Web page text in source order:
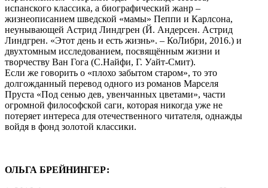
испанского классика, а биографический жанр –
жизнеописанием шведской «мамы» Пеппи и Карлсона,
неунывающей Астрид Линдгрен (Й. Андерсен. Астрид
Линдгрен. «Этот день и есть жизнь». – КоЛибри, 2016.) и
двухтомным исследованием, посвящённым жизни и
творчеству Ван Гога (С.Найфи, Г. Уайт-Смит).
Если же говорить о «плохо забытом старом», то это
долгожданный перевод одного из романов Марселя
Пруста «Под сенью дев, увенчанных цветами», части
огромной философской саги, которая никогда уже не
потеряет интереса для отечественного читателя, однажды
войдя в фонд золотой классики.
ОЛЬГА БРЕЙНИНГЕР: